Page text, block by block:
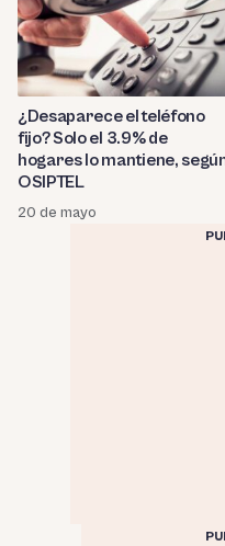
¿Desaparece el teléfono
fijo? Solo el 3.9% de
hogares lo mantiene,
OSIPTEL
20 de mayo